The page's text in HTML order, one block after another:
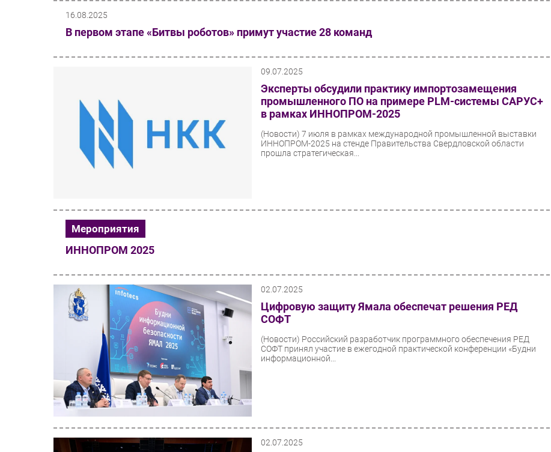
16.08.2025
В первом этапе «Битвы роботов» примут участие 28 команд
09.07.2025
Эксперты обсудили практику импортозамещения
промышленного ПО на примере PLM-системы САРУС+
в рамках ИННОПРОМ-2025
(Новости)7 июля в рамках международной промышленной выставки
ИННОПРОМ-2025 на стенде Правительства Свердловской области
прошла стратегическая...
Мероприятия
ИННОПРОМ 2025
02.07.2025
Цифровую защиту Ямала обеспечат решения РЕД
СОФТ
(Новости) Российский разработчик программного обеспечения РЕД
СОФТ принял участие в ежегодной практической конференции «Будни
информационной...
02.07.2025